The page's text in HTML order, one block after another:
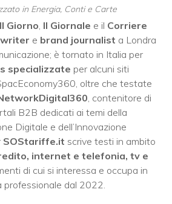
in Energia, Conti e Carte
Il Giorno Il Giornale e il Corriere
e brand journalist a Londra
è tornato in Italia per
specializzate per alcuni siti
oltre che testate
, contenitore di
B2B dedicati ai temi della
Digitale e dell’Innovazione
SOStariffe.it scrive testi in ambito
internet e telefonia, tv e
di cui si interessa e occupa in
professionale dal 2022.